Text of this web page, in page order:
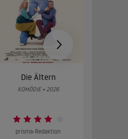
Die Ältern
KOMÖDIE • 2026
prisma-Redaktion